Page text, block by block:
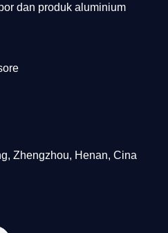
dan produk aluminium
Zhengzhou, Henan, Cina